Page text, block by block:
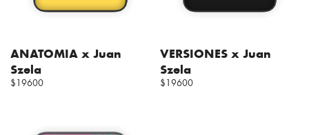
ANATOMIA x Juan
Szela
$19600
VERSIONES x Juan
Szela
$19600